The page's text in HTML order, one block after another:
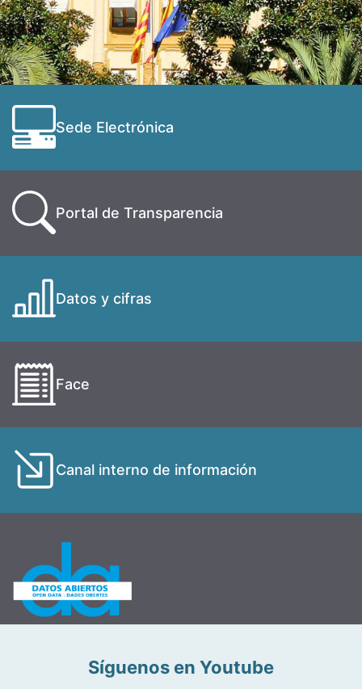
Sede Electrónica
Portal de Transparencia
Datos y cifras
Face
Canal interno de información
Síguenos en Youtube